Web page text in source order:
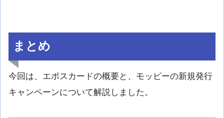
まとめ
今回は、エポスカードの概要と、モッピーの新規発行
キャンペーンについて解説しました。